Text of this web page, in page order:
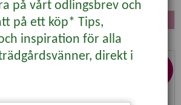
på vårt odlingsbrev och
på ett köp* Tips,
inspiration för alla
direkt i